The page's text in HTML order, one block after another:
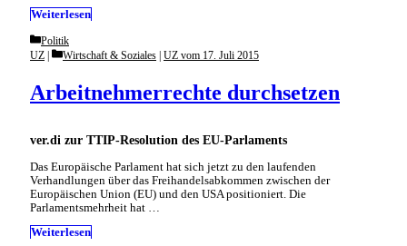
Weiterlesen
Categories
Politik
ver.di zur TTIP-Resolution des EU-Parlaments
Arbeitnehmerrechte durchsetzen
UZ Categories
Wirtschaft & Soziales UZ vom 17. Juli 2015
Das Europäische Parlament hat sich jetzt zu den laufenden
Verhandlungen über das Freihandelsabkommen zwischen der
Europäischen Union (EU) und den USA positioniert. Die
Parlamentsmehrheit hat …
Weiterlesen